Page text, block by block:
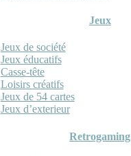
Jeux
Jeux de société
Jeux éducatifs
Casse-tête
Loisirs créatifs
Jeux de 54 cartes
Jeux d’exterieur
Retrogaming